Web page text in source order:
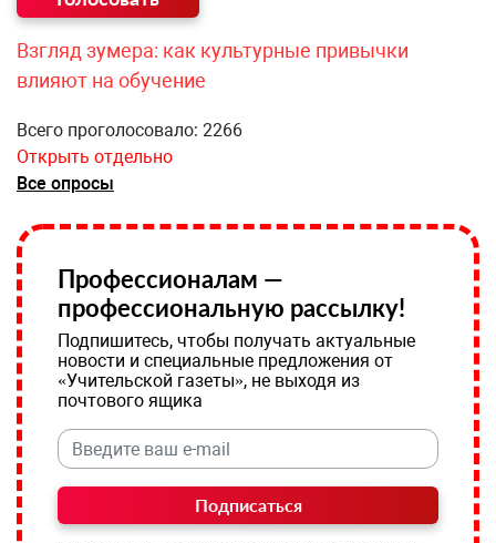
Взгляд зумера: как культурные привычки
влияют на обучение
Всего проголосовало: 2266
Открыть отдельно
Все опросы
Профессионалам —
профессиональную рассылку!
Подпишитесь, чтобы получать актуальные
новости и специальные предложения от
«Учительской газеты», не выходя из
почтового ящика
Подписаться